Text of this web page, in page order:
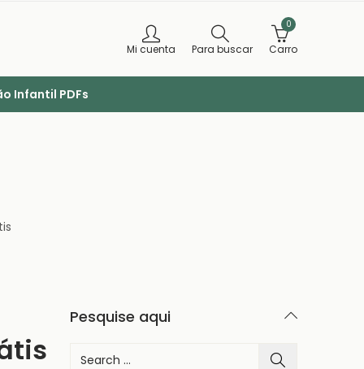
Mi cuenta Para buscar
0
Carro
Infantil PDFs
Pesquise aqui